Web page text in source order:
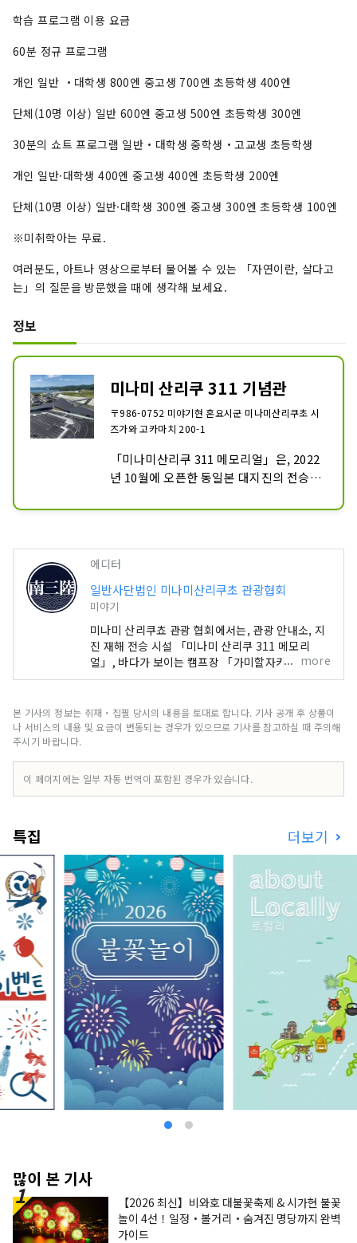
학습 프로그램 이용 요금
60분 정규 프로그램
개인 일반 ・대학생 800엔 중고생 700엔 초등학생 400엔
단체(10명 이상) 일반 600엔 중고생 500엔 초등학생 300엔
30분의 쇼트 프로그램 일반・대학생 중학생・고교생 초등학생
개인 일반·대학생 400엔 중고생 400엔 초등학생 200엔
단체(10명 이상) 일반·대학생 300엔 중고생 300엔 초등학생 100엔
※미취학아는 무료.
여러분도, 아트나 영상으로부터 물어볼 수 있는 「자연이란, 살다고
는」의 질문을 방문했을 때에 생각해 보세요.
정보
미나미 산리쿠 311 기념관
〒986-0752 미야기현 혼요시군 미나미산리쿠초 시
즈가와 고카마치 200-1
「미나미산리쿠 311 메모리얼」은, 2022
년 10월에 오픈한 동일본 대지진의 전승
리쿠읍민은 어떤 생각으로 판단하고 행동
생명을 지키는 것에 대해 생각하는 계기 만
들기의 시설입니다.
메인 컨텐츠는, “자신마다”로서 자연 재해
와 방재에 대해 배울 수 있는 러닝 프로그
램입니다. 읍민의 증언 영상을 봐, 「만약
자신이 거기에 있으면, 어떻게 생각 행동할
까」를 주위의 사람과 대화하면서 생각합
에디터
일반사단법인 미나미산리쿠초 관광협회
미야기
미나미 산리쿠쵸 관광 협회에서는, 관광 안내소, 지
진 재해 전승 시설 「미나미 산리쿠 311 메모리
얼」, 바다가 보이는 캠프장 「가미할자키 캠프
장」의 운영을 실시하고 있습니다. 또한 수학여행이
있습니다. 센다이 역에서도 차로 1 시간 반으로 "자
연과 함께 사는"을 배울 수있는 거리에 꼭 와 주세
more
본 기사의 정보는 취재・집필 당시의 내용을 토대로 합니다. 기사 공개 후 상품이
나 서비스의 내용 및 요금이 변동되는 경우가 있으므로 기사를 참고하실 때 주의해
주시기 바랍니다.
이 페이지에는 일부 자동 번역이 포함된 경우가 있습니다.
특집 더보기
많이 본 기사
【2026 최신】비와호 대불꽃축제 & 시가현 불꽃
놀이 4선！일정・볼거리・숨겨진 명당까지 완벽
가이드